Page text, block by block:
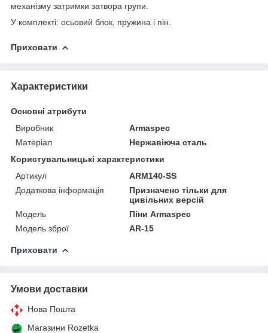
механізму затримки затвора групи.
У комплекті: осьовий блок, пружина і пін.
Приховати
Характеристики
Основні атрибути
Виробник
Armaspec
Матеріал
Нержавіюча сталь
Користувальницькі характеристики
Артикул
ARM140-SS
Додаткова інформація
Призначено тільки для
цивільних версій
Мoдель
Піни Armaspec
Модель зброї
AR-15
Приховати
Умови доставки
Нова Пошта
Магазини Rozetka